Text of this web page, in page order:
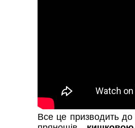
Все це призводить до